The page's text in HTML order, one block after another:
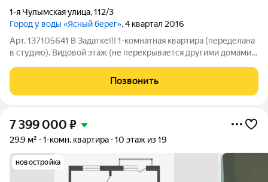
1-я Чулымская улица,112/3
Город у воды «Ясный берег», 4 квартал 2016
Арт. 137105641 В Задатке!!! 1-комнатная квартира (переделана
в студию). Видовой этаж (не перекрывается другими домами)
островком и встроенной техникой: холодильник, стиральная
машина,
Позвонить
7 399 000 ₽
29,9 м² 1-комн. квартира 10 этаж из 19
новостройка